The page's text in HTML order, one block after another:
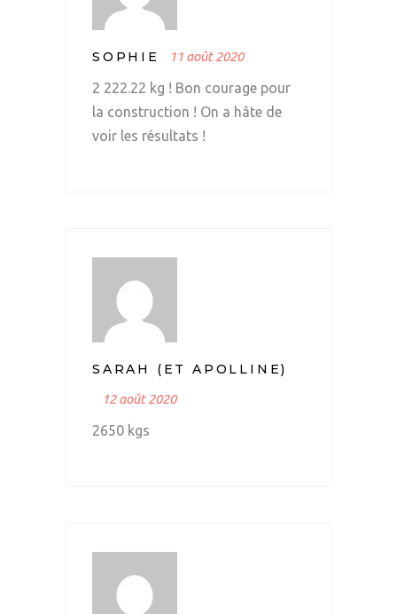
SOPHIE 11 août 2020
2 222.22 kg ! Bon courage pour
la construction ! On a hâte de
voir les résultats !
SARAH (ET APOLLINE)
12 août 2020
2650 kgs